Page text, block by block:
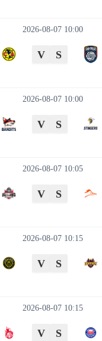
2026-08-07 10:00
V S
2026-08-07 10:00
V S
2026-08-07 10:05
V S
2026-08-07 10:15
V S
2026-08-07 10:15
V S